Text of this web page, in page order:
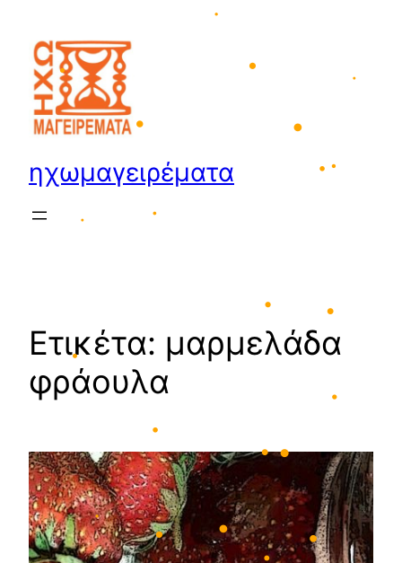
•
•
•
•
• •
•
•
περιεχόμενο
ηχωμαγειρέματα
Ετικέτα: μαρμελάδα
φράουλα